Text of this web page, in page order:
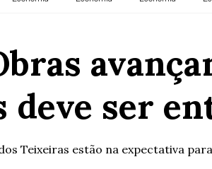
deve ser
Teixeiras estão na expectativa